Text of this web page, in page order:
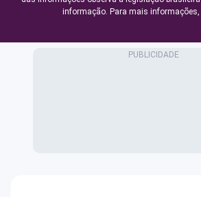
informação. Para mais informações,